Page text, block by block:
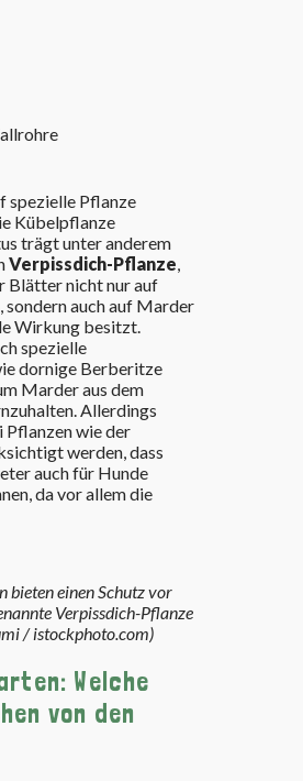
spezielle Pflanze
Kübelpflanze
trägt unter anderem
Verpissdich-Pflanze
Blätter nicht nur auf
sondern auch auf Marder
Wirkung besitzt.
spezielle
dornige Berberitze
Marder aus dem
Allerdings
wie der
werden, dass
auch für Hunde
da vor allem die
bieten einen Schutz vor
Verpissdich-Pflanze
/ istockphoto.com)
Welche
von den